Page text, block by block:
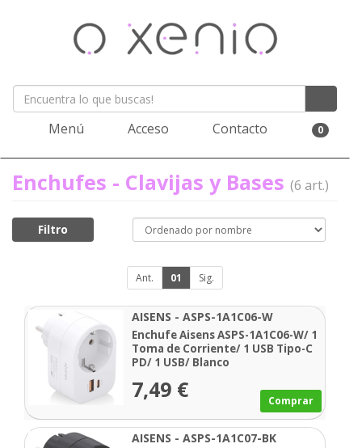
Menú Acceso Contacto 0
Enchufes - Clavijas y Bases (6 art.)
Filtro
Ant. 01 Sig.
AISENS - ASPS-1A1C06-W
Enchufe Aisens ASPS-1A1C06-W/ 1
Toma de Corriente/ 1 USB Tipo-C
PD/ 1 USB/ Blanco
7,49 € Comprar
AISENS - ASPS-1A1C07-BK